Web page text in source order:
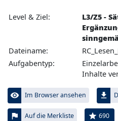
Level & Ziel:
L3/Z5 -
Dateiname:
Aufgabentyp:
Inhalte
visibility Im Browser ansehen file_download
flag Auf die Merkliste star 690